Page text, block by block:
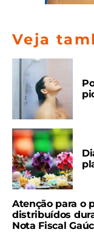
Veja
Atenção para o
distribuídos
Nota Fiscal